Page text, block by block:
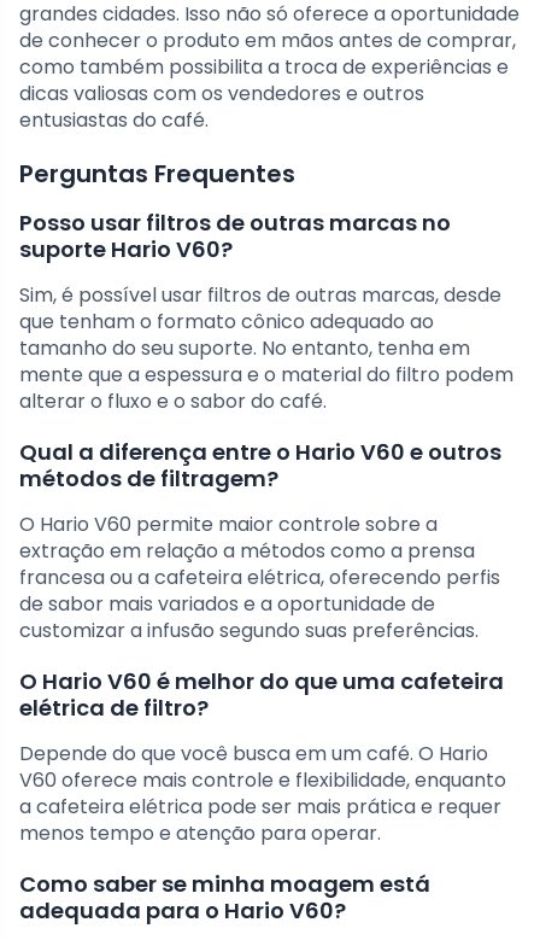
grandes cidades. Isso não só oferece a oportunidade
de conhecer o produto em mãos antes de comprar,
como também possibilita a troca de experiências e
dicas valiosas com os vendedores e outros
entusiastas do café.
Perguntas Frequentes
Posso usar filtros de outras marcas no
suporte Hario V60?
Sim, é possível usar filtros de outras marcas, desde
que tenham o formato cônico adequado ao
tamanho do seu suporte. No entanto, tenha em
mente que a espessura e o material do filtro podem
alterar o fluxo e o sabor do café.
Qual a diferença entre o Hario V60 e outros
métodos de filtragem?
O Hario V60 permite maior controle sobre a
extração em relação a métodos como a prensa
francesa ou a cafeteira elétrica, oferecendo perfis
de sabor mais variados e a oportunidade de
customizar a infusão segundo suas preferências.
O Hario V60 é melhor do que uma cafeteira
elétrica de filtro?
Depende do que você busca em um café. O Hario
V60 oferece mais controle e flexibilidade, enquanto
a cafeteira elétrica pode ser mais prática e requer
menos tempo e atenção para operar.
Como saber se minha moagem está
adequada para o Hario V60?